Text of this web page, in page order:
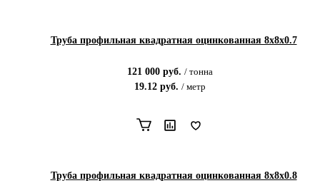
Труба профильная квадратная оцинкованная 8х8х0.7
121 000 руб. / тонна
19.12 руб. / метр
Труба профильная квадратная оцинкованная 8х8х0.8